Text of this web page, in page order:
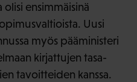
ensimmäisinä
Uusi
myös pääministeri
kirjattujen tasa-
tavoitteiden kanssa.